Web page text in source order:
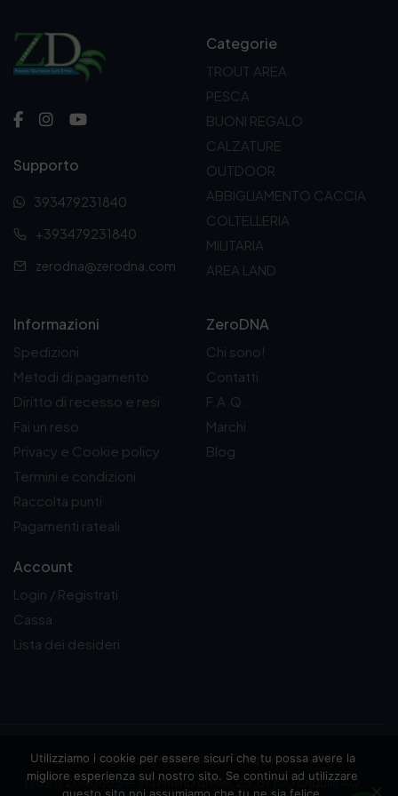
Supporto
393479231840
+393479231840
zerodna@zerodna.com
Categorie
TROUT AREA
PESCA
BUONI REGALO
CALZATURE
OUTDOOR
ABBIGLIAMENTO CACCIA
COLTELLERIA
MILITARIA
AREA LAND
Informazioni
Spedizioni
Metodi di pagamento
Diritto di recesso e resi
Fai un reso
Privacy e Cookie policy
Termini e condizioni
Raccolta punti
Pagamenti rateali
Account
Login / Registrati
Cassa
Lista dei desideri
ZeroDNA
Chi sono!
Contatti
F.A.Q.
Marchi
Blog
© 2026 Zerodna di Massimiliano Pasqualone — P.IVA
IT02172040665 — Via Mulino di Pile, 25, 67100 L'Aquila AQ
Utilizziamo i cookie per essere sicuri che tu possa avere la
migliore esperienza sul nostro sito. Se continui ad utilizzare